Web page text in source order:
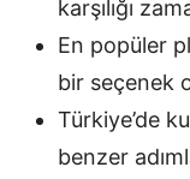
karşılığı
En popüler
bir seçenek
Türkiye’de
benzer